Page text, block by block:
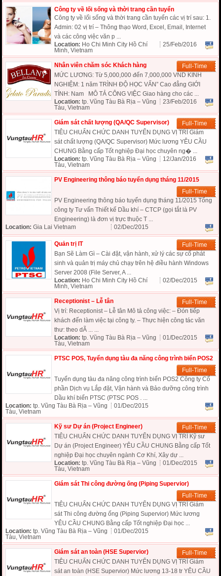
Công ty về lối sống và thời trang cần tuyển
Công ty về lối sống và thời trang cần tuyển các vị trí sau: 1.
Admin: 02 vị trí – Thông thạo Word, Excel, Email, Internet
và các công việc văn p ...
Location: Ho Chi Minh City Hồ Chí
Minh, Vietnam
25/Feb/2016
Nhân viên chăm sóc Khách hàng
Full-Time
MỨC LƯƠNG: Từ 5,000,000 đến 7,000,000 VND KINH
NGHIỆM: 1 năm TRÌNH ĐỘ HỌC VẤN” Cao đẳng GIỚI
TÍNH: Nam MÔ TẢ CÔNG VIỆC Giao hàng cho các ...
Location: tp. Vũng Tàu Bà Rịa – Vũng
Tàu, Vietnam
23/Feb/2016
Giám sát chất lượng (QA/QC Supervisor)
Full-Time
TIÊU CHUẨN CHỨC DANH TUYỂN DỤNG VỊ TRÍ Giám
sát chất lượng (QA/QC Supervisor) Mức lương YÊU CẦU
CHUNG Bằng cấp Tốt nghiệp Đại học chuyên ng� ...
Location: tp. Vũng Tàu Bà Rịa – Vũng
Tàu, Vietnam
12/Jan/2016
PV Engineering thông báo tuyển dụng tháng 11/2015
Full-Time
PV Engineering thông báo tuyển dụng tháng 11/2015 Tổng
công ty Tư vấn Thiết kế Dầu khí – CTCP (gọi tắt là PV
Engineering) là đơn vị trực thuộc T ...
Location: Gia Lai Vietnam 02/Dec/2015
Quản trị IT
Full-Time
Bạn Sẽ Làm Gì – Cài đặt, vận hành, xử lý các sự cố phát
sinh và quản trị máy chủ chạy trên hệ điều hành Windows
Server 2008 (File Server, A ...
Location: Ho Chi Minh City Hồ Chí
Minh, Vietnam
02/Dec/2015
Receptionist – Lễ tân
Full-Time
Vị trí: Receptionist – Lễ tân Mô tả công việc: – Đón tiếp
khách đến làm việc tại công ty. – Thực hiện công tác văn
thư: theo dÃ ... ...
Location: tp. Vũng Tàu Bà Rịa – Vũng
Tàu, Vietnam
01/Dec/2015
PTSC POS, Tuyển dụng tàu đa năng công trình biển POS2
Full-Time
Tuyển dụng tàu đa năng công trình biển POS2 Công ty Cổ
phần Dịch vụ Lắp đặt, Vận hành và Bảo dưỡng công trình
Dầu khí biển PTSC (PTSC POS . ...
Location: tp. Vũng Tàu Bà Rịa – Vũng
Tàu, Vietnam
01/Dec/2015
Kỹ sư Dự án (Project Engineer)
Full-Time
TIÊU CHUẨN CHỨC DANH TUYỂN DỤNG VỊ TRÍ Kỹ sư
Dự án (Project Engineer) YÊU CẦU CHUNG Bằng cấp Tốt
nghiệp Đại học chuyên ngành Cơ Khí, Xây dự ...
Location: tp. Vũng Tàu Bà Rịa – Vũng
Tàu, Vietnam
01/Dec/2015
Giám sát Thi công đường ống (Piping Supervior)
Full-Time
TIÊU CHUẨN CHỨC DANH TUYỂN DỤNG VỊ TRÍ Giám
sát Thi công đường ống (Piping Supervior) Mức lương
YÊU CẦU CHUNG Bằng cấp Tốt nghiệp Đại học ...
Location: tp. Vũng Tàu Bà Rịa – Vũng
Tàu, Vietnam
01/Dec/2015
Giám sát an toàn (HSE Supervior)
Full-Time
TIÊU CHUẨN CHỨC DANH TUYỂN DỤNG VỊ TRÍ Giám
sát an toàn (HSE Supervior) Mức lương 13-18 tr YÊU CẦU